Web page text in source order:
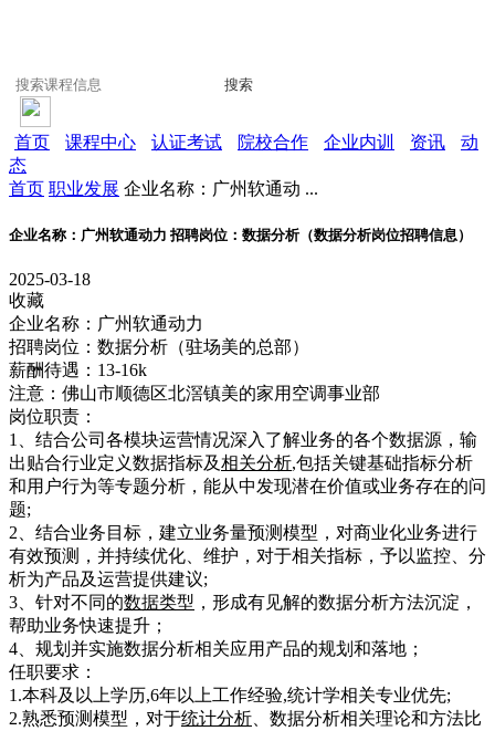
搜索
首页 课程中心 认证考试 院校合作 企业内训 资讯
动
态
首页 职业发展 企业名称：广州软通动 ...
企业名称：广州软通动力 招聘岗位：数据分析（数据分析岗位招聘信息）
2025-03-18
收藏
企业名称：广州软通动力
招聘岗位：数据分析（驻场美的总部）
薪酬待遇：13-16k
注意：佛山市顺德区北滘镇美的家用空调事业部
岗位职责：
1、结合公司各模块运营情况深入了解业务的各个数据源，输
出贴合行业定义数据指标及相关分析,包括关键基础指标分析
和用户行为等专题分析，能从中发现潜在价值或业务存在的问
题;
2、结合业务目标，建立业务量预测模型，对商业化业务进行
有效预测，并持续优化、维护，对于相关指标，予以监控、分
析为产品及运营提供建议;
3、针对不同的数据类型 ，形成有见解的数据分析方法沉淀，
帮助业务快速提升；
4、规划并实施数据分析相关应用产品的规划和落地；
任职要求：
1.本科及以上学历,6年以上工作经验,统计学相关专业优先;
2.熟悉预测模型，对于统计分析 、数据分析相关理论和方法比